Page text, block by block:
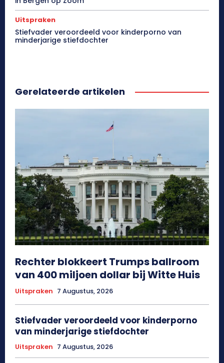
Uitspraken
Stiefvader veroordeeld voor kinderporno van
minderjarige stiefdochter
Gerelateerde artikelen
Rechter blokkeert Trumps ballroom
van 400 miljoen dollar bij Witte Huis
Uitspraken 7 Augustus, 2026
Stiefvader veroordeeld voor kinderporno
van minderjarige stiefdochter
Uitspraken 7 Augustus, 2026